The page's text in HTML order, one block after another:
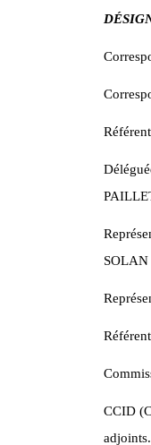
CCID
adjoints.